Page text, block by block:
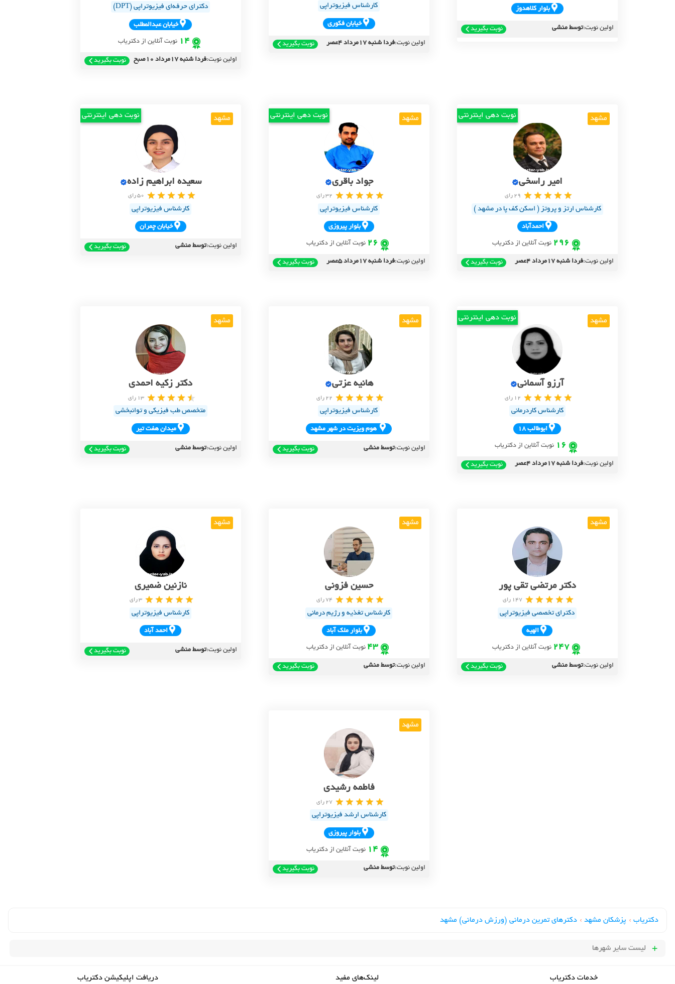
بلوار کلاهدوز
اولین نوبت:توسط منشی نوبت بگیرید
کارشناس فیزیوتراپی
خيابان فکوري
اولین نوبت:فردا شنبه 17مرداد 4عصر نوبت بگیرید
دکترای حرفه‌ای فیزیوتراپی (DPT)
خيابان عبدالمطلب
14 نوبت آنلاین از دکتریاب
اولین نوبت:فردا شنبه 17مرداد 10صبح نوبت بگیرید
مشهد نوبت دهی اینترنتی
امیر راسخی
29 رای
کارشناس ارتز و پروتز ( اسکن کف پا در مشهد )
احمدآباد
296 نوبت آنلاین از دکتریاب
اولین نوبت:فردا شنبه 17مرداد 4عصر نوبت بگیرید
مشهد نوبت دهی اینترنتی
جواد باقری
32 رای
کارشناس فیزیوتراپی
بلوار پيروزي
26 نوبت آنلاین از دکتریاب
اولین نوبت:فردا شنبه 17مرداد 5عصر نوبت بگیرید
مشهد نوبت دهی اینترنتی
سعیده ابراهیم زاده
50 رای
کارشناس فیزیوتراپی
خيابان چمران
اولین نوبت:توسط منشی نوبت بگیرید
مشهد نوبت دهی اینترنتی
آرزو آسمانی
12 رای
کارشناس کاردرمانی
ابوطالب 18
16 نوبت آنلاین از دکتریاب
اولین نوبت:فردا شنبه 17مرداد 4عصر نوبت بگیرید
مشهد
هانیه عزتی
22 رای
کارشناس فیزیوتراپی
هوم ويزيت در شهر مشهد
اولین نوبت:توسط منشی نوبت بگیرید
مشهد
دکتر زکیه احمدی
13 رای
متخصص طب فیزیکی و توانبخشی
ميدان هفت تير
اولین نوبت:توسط منشی نوبت بگیرید
مشهد
دکتر مرتضی تقی پور
147 رای
دکترای تخصصی فیزیوتراپی
الهيه
247 نوبت آنلاین از دکتریاب
اولین نوبت:توسط منشی نوبت بگیرید
مشهد
حسین فزونی
74 رای
کارشناس تغذیه و رژیم درمانی
بلوار ملک آباد
43 نوبت آنلاین از دکتریاب
اولین نوبت:توسط منشی نوبت بگیرید
مشهد
نازنین ضمیری
3 رای
کارشناس فیزیوتراپی
احمد آباد
اولین نوبت:توسط منشی نوبت بگیرید
مشهد
فاطمه رشیدی
27 رای
کارشناس ارشد فیزیوتراپی
بلوار پيروزي
14 نوبت آنلاین از دکتریاب
اولین نوبت:توسط منشی نوبت بگیرید
دکتریاب › پزشکان مشهد › دکترهای تمرین درمانی (ورزش درمانی) مشهد
لیست سایر شهرها
خدمات دکتریاب لینک‌های مفید دریافت اپلیکیشن دکتریاب